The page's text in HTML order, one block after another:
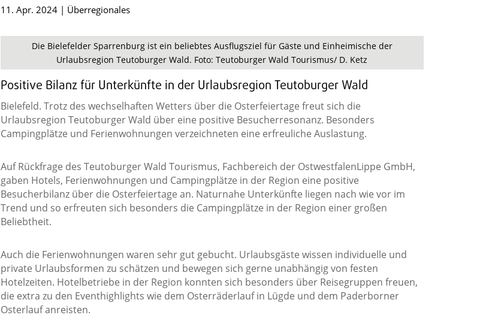
11. Apr. 2024| Überregionales
Die Bielefelder Sparrenburg ist ein beliebtes Ausflugsziel für Gäste und Einheimische der
Urlaubsregion Teutoburger Wald. Foto: Teutoburger Wald Tourismus/ D. Ketz
Positive Bilanz für Unterkünfte in der Urlaubsregion Teutoburger Wald
Bielefeld. Trotz des wechselhaften Wetters über die Osterfeiertage freut sich die
Urlaubsregion Teutoburger Wald über eine positive Besucherresonanz. Besonders
Campingplätze und Ferienwohnungen verzeichneten eine erfreuliche Auslastung.
Auf Rückfrage des Teutoburger Wald Tourismus, Fachbereich der OstwestfalenLippe GmbH,
gaben Hotels, Ferienwohnungen und Campingplätze in der Region eine positive
Besucherbilanz über die Osterfeiertage an. Naturnahe Unterkünfte liegen nach wie vor im
Trend und so erfreuten sich besonders die Campingplätze in der Region einer großen
Beliebtheit.
Auch die Ferienwohnungen waren sehr gut gebucht. Urlaubsgäste wissen individuelle und
private Urlaubsformen zu schätzen und bewegen sich gerne unabhängig von festen
Hotelzeiten. Hotelbetriebe in der Region konnten sich besonders über Reisegruppen freuen,
die extra zu den Eventhighlights wie dem Osterräderlauf in Lügde und dem Paderborner
Osterlauf anreisten.